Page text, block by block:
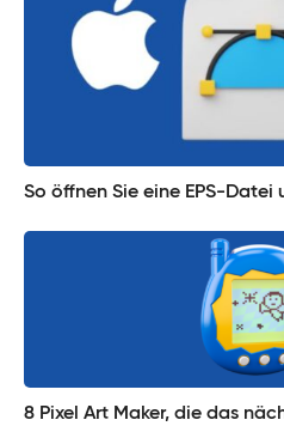
So öffnen Sie eine EPS-
8 Pixel Art Maker, die das